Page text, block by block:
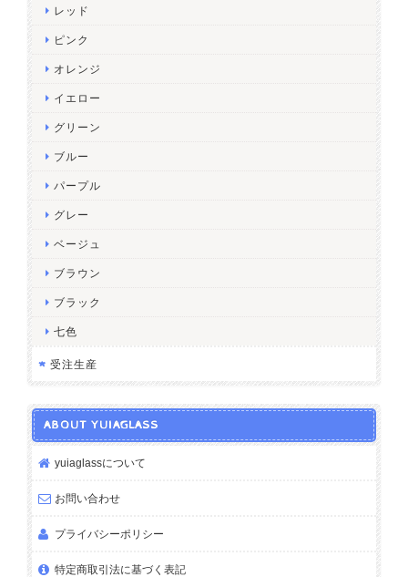
レッド
ピンク
オレンジ
イエロー
グリーン
ブルー
パープル
グレー
ベージュ
ブラウン
ブラック
七色
受注生産
ABOUT YUIAGLASS
yuiaglassについて
お問い合わせ
プライバシーポリシー
特定商取引法に基づく表記